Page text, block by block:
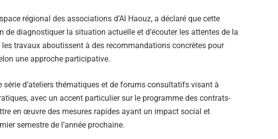
régional des associations d’Al Haouz, a déclaré que cette
de diagnostiquer la situation actuelle et d’écouter les attentes de la
travaux aboutissent à des recommandations concrètes pour
une approche participative.
série d’ateliers thématiques et de forums consultatifs visant à
avec un accent particulier sur le programme des contrats-
en œuvre des mesures rapides ayant un impact social et
semestre de l’année prochaine.